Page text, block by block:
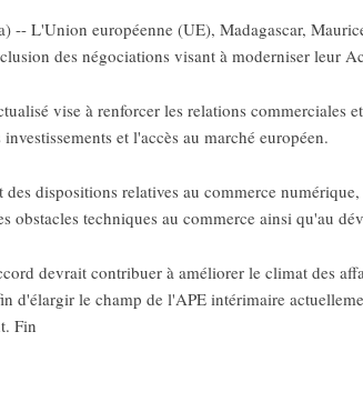
-- L'Union européenne (UE), Madagascar,
des négociations visant à moderniser leur
vise à renforcer les relations
et l'accès au marché européen.
dispositions relatives au commerce
obstacles techniques au commerce ainsi qu'au
devrait contribuer à améliorer le climat des
d'élargir le champ de l'APE intérimaire
Fin